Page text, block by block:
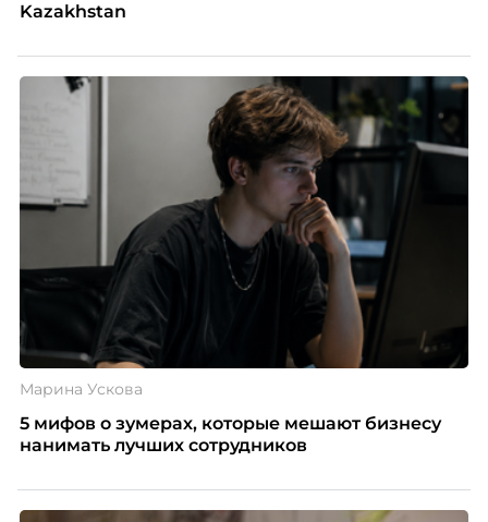
Kazakhstan
Марина Ускова
5 мифов о зумерах, которые мешают бизнесу
нанимать лучших сотрудников